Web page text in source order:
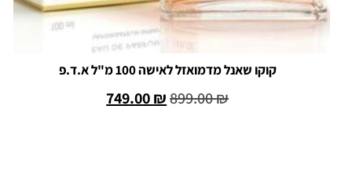
קוקו שאנל מדמואזל לאישה 100 מ"ל א.ד.פ
899.00₪
749.00₪